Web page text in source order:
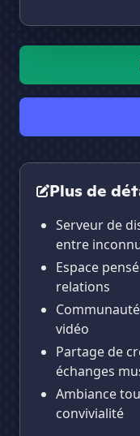
Plus de
Serveur de
entre
Espace
relations
vidéo
Partage de
échanges
Ambiance
convivialité